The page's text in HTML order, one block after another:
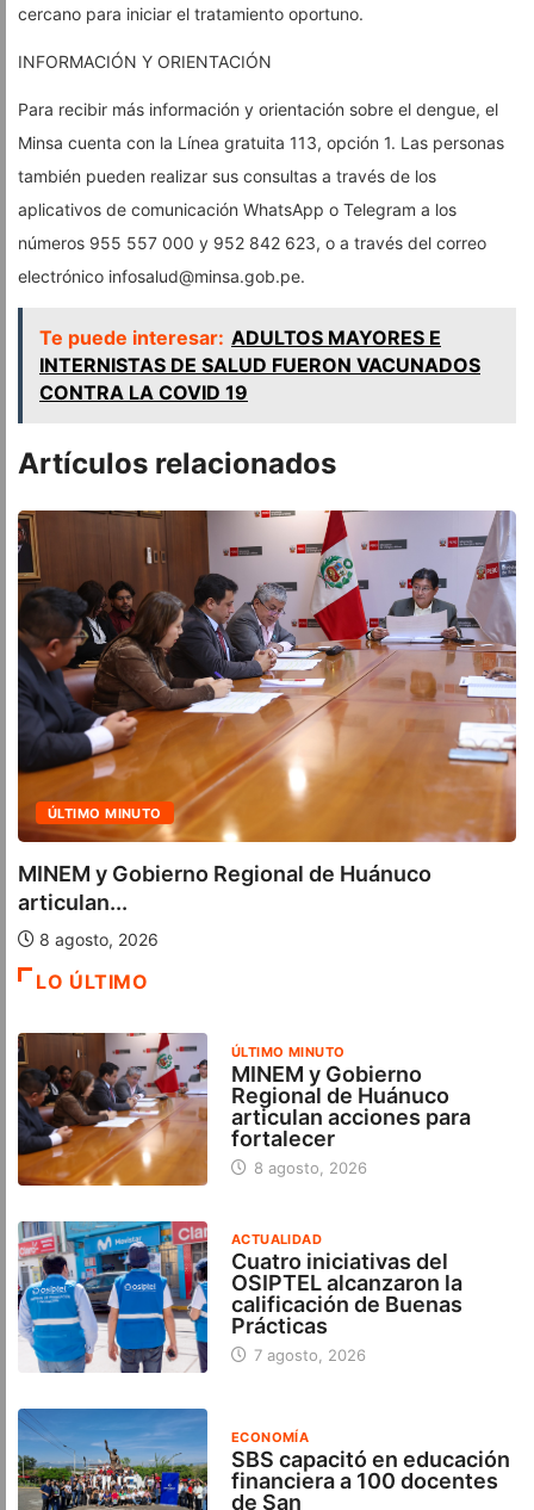
cercano para iniciar el tratamiento oportuno.
INFORMACIÓN Y ORIENTACIÓN
Para recibir más información y orientación sobre el dengue, el
Minsa cuenta con la Línea gratuita 113, opción 1. Las personas
también pueden realizar sus consultas a través de los
aplicativos de comunicación WhatsApp o Telegram a los
números 955 557 000 y 952 842 623, o a través del correo
electrónico infosalud@minsa.gob.pe.
Te puede interesar: ADULTOS MAYORES E
INTERNISTAS DE SALUD FUERON VACUNADOS
CONTRA LA COVID 19
Artículos relacionados
Regional de Huánuco
LO ÚLTIMO
ÚLTIMO MINUTO
MINEM y Gobierno
Regional de Huánuco
articulan acciones para
fortalecer
8 agosto, 2026
ACTUALIDAD
Cuatro iniciativas del
OSIPTEL alcanzaron la
calificación de Buenas
Prácticas
7 agosto, 2026
ECONOMÍA
SBS capacitó en educación
financiera a 100 docentes
de San